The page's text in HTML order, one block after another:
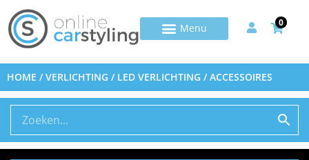
0
HOME /VERLICHTING / LED VERLICHTING / ACCESSOIRES